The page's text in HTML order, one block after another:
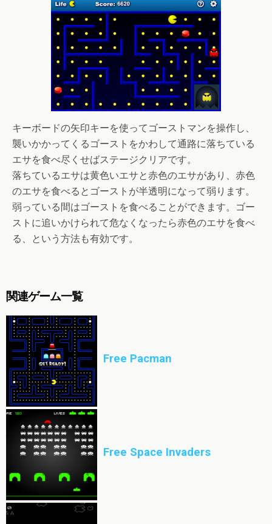
キーボードの矢印キーを使ってゴーストマンを操作し、
襲いかかってくるゴーストをかわして通路に落ちている
エサを食べ尽くせばステージクリアです。
落ちているエサは黄色いエサと赤色のエサがあり、赤色
のエサを食べるとゴーストが半透明になって弱ります。
弱っている間はゴーストを食べることができます。ゴー
ストに追いかけられて危なくなったら赤色のエサを食べ
る、という方法も有効です。
関連ゲーム一覧
Free Pacman
Free Space Invaders